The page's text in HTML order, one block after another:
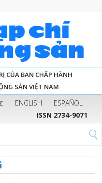
CỦA BAN CHẤP HÀNH
SẢN VIỆT NAM
ENGLISH
ESPAÑOL
ISSN 2734-9071